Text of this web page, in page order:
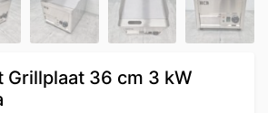
Grillplaat 36 cm 3 kW